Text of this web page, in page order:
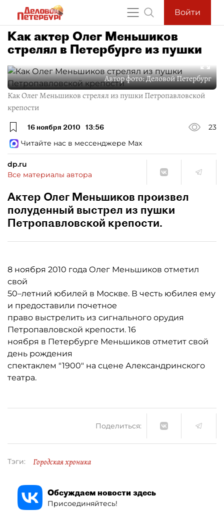
Войти
Как актер Олег Меньшиков
стрелял в Петербурге из пушки
Автор фото:Деловой Петербург
Как Олег Меньшиков стрелял из пушки Петропавловской
крепости
16 ноября 2010 13:56
23
Читайте нас в мессенджере Max
dp.ru
Все материалы автора
Актер Олег Меньшиков произвел
полуденный выстрел из пушки
Петропавловской крепости.
8 ноября 2010 года Олег Меньшиков отметил
свой
50–летний юбилей в Москве. В честь юбилея ему
и предоставили почетное
право выстрелить из сигнального орудия
Петропавловской крепости. 16
ноября в Петербурге Меньшиков отметит свой
день рождения
спектаклем "1900" на сцене Александринского
театра.
Поделиться:
Тэги: Городская хроника
Обсуждаем новости здесь
Присоединяйтесь!